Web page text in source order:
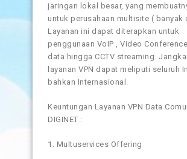
jaringan lokal besar, yang
untuk perusahaan multisite ( banyak
Layanan ini dapat diterapkan untuk
penggunaan VoIP , Video
data hingga CCTV streaming.
layanan VPN dapat meliputi seluruh
bahkan Internasional.
Keuntungan Layanan VPN Data
DIGINET :
1. Multuservices Offering